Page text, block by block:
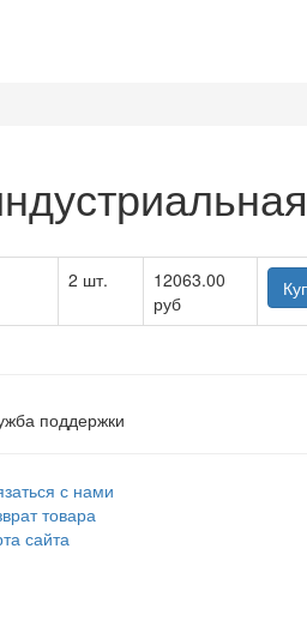
2 шт.
12063.00
руб
поддержки
с нами
товара
сайта